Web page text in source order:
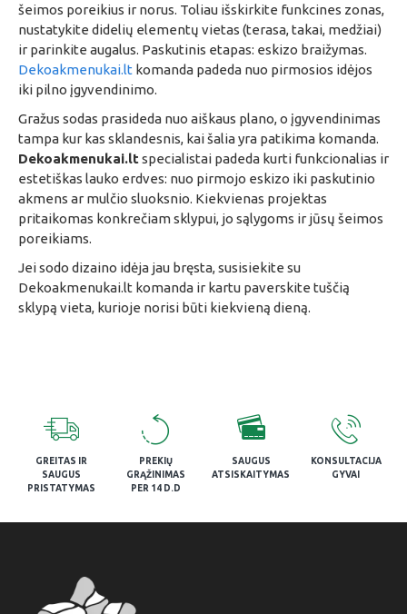
šeimos poreikius ir norus. Toliau išskirkite funkcines zonas,
nustatykite didelių elementų vietas (terasa, takai, medžiai)
ir parinkite augalus. Paskutinis etapas: eskizo braižymas.
Dekoakmenukai.lt komanda padeda nuo pirmosios idėjos
iki pilno įgyvendinimo.
Gražus sodas prasideda nuo aiškaus plano, o įgyvendinimas
tampa kur kas sklandesnis, kai šalia yra patikima komanda.
Dekoakmenukai.ltspecialistai padeda kurti funkcionalias ir
estetiškas lauko erdves: nuo pirmojo eskizo iki paskutinio
akmens ar mulčio sluoksnio. Kiekvienas projektas
pritaikomas konkrečiam sklypui, jo sąlygoms ir jūsų šeimos
poreikiams.
Jei sodo dizaino idėja jau bręsta, susisiekite su
Dekoakmenukai.lt komanda ir kartu paverskite tuščią
sklypą vieta, kurioje norisi būti kiekvieną dieną.
GREITAS IR
SAUGUS
PRISTATYMAS
PREKIŲ
GRĄŽINIMAS
PER 14 D.D
SAUGUS
ATSISKAITYMAS
KONSULTACIJA
GYVAI